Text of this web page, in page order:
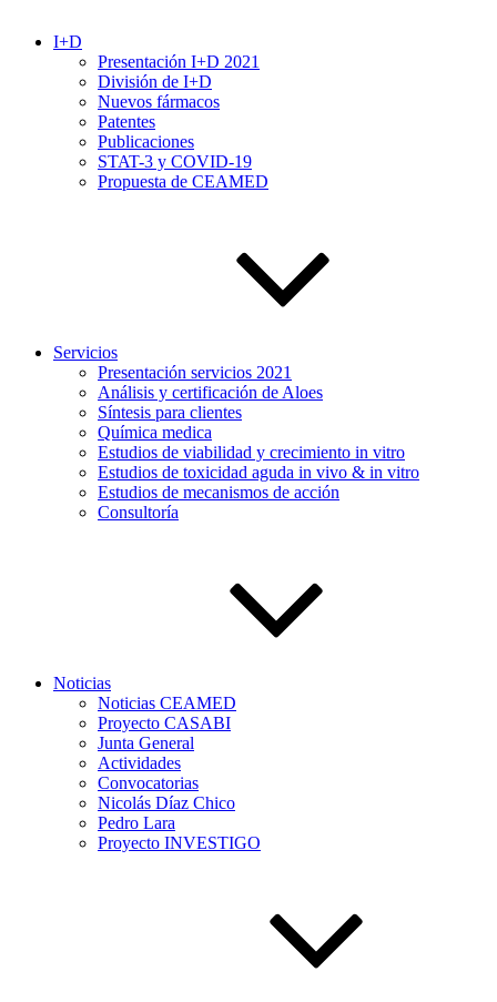
I+D
Presentación I+D 2021
División de I+D
Nuevos fármacos
Patentes
Publicaciones
STAT-3 y COVID-19
Propuesta de CEAMED
Servicios
Presentación servicios 2021
Análisis y certificación de Aloes
Síntesis para clientes
Química medica
Estudios de viabilidad y crecimiento in vitro
Estudios de toxicidad aguda in vivo & in vitro
Estudios de mecanismos de acción
Consultoría
Noticias
Noticias CEAMED
Proyecto CASABI
Junta General
Actividades
Convocatorias
Nicolás Díaz Chico
Pedro Lara
Proyecto INVESTIGO